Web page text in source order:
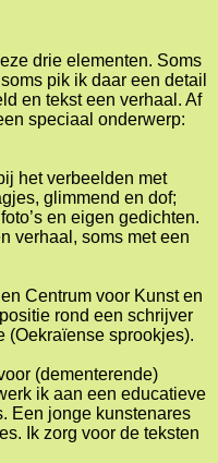
drie elementen. Soms
pik ik daar een detail
en tekst een verhaal. Af
speciaal onderwerp:
het verbeelden met
glimmend en dof;
en eigen gedichten.
verhaal, soms met een
Centrum voor Kunst en
rond een schrijver
(Oekraïense sprookjes).
(dementerende)
ik aan een educatieve
Een jonge kunstenares
Ik zorg voor de teksten